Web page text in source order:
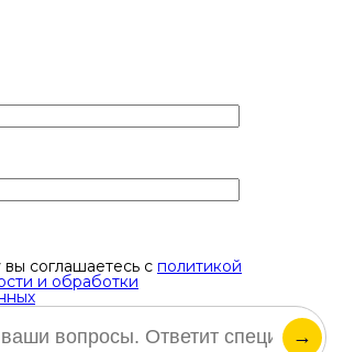
→
вы соглашаетесь с политикой
и обработки